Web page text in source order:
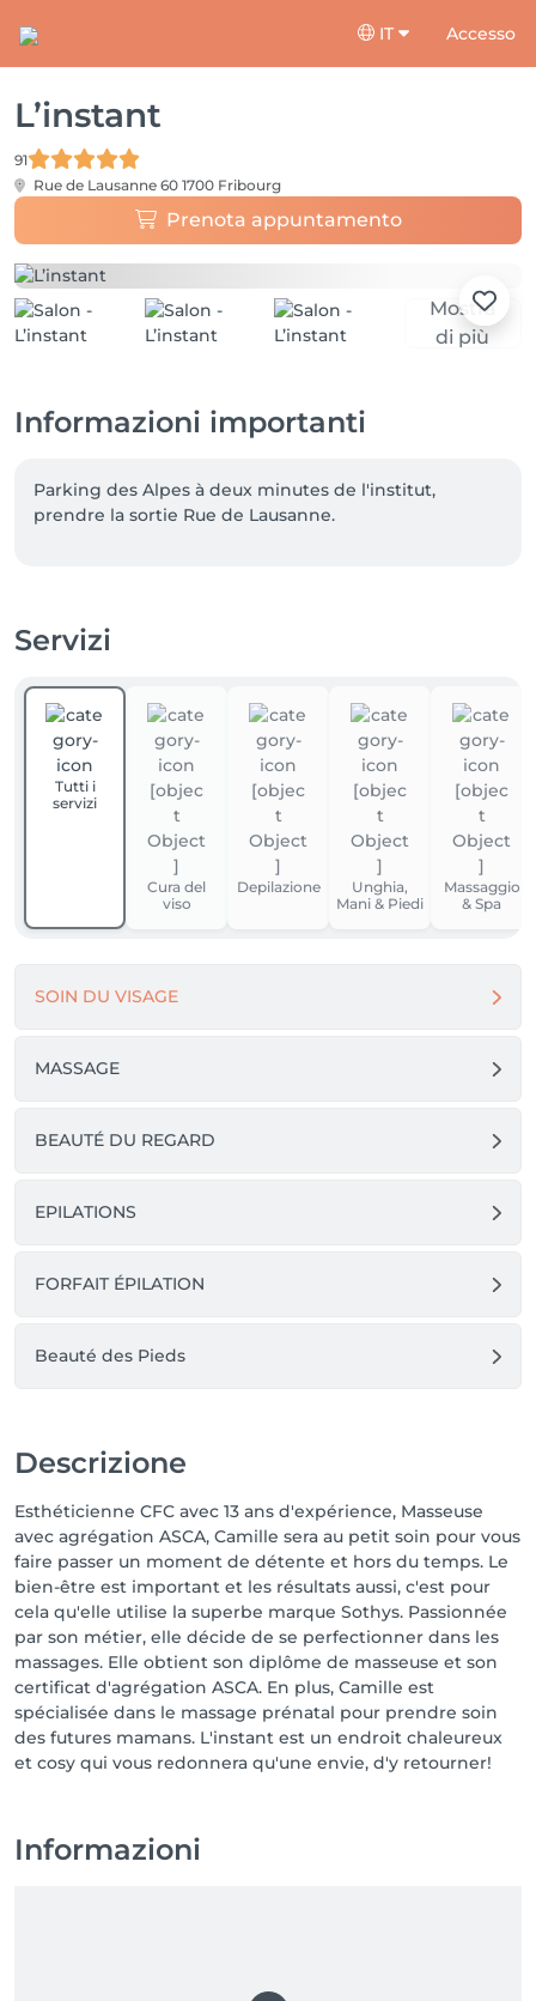
IT Accesso
L’instant
91
Rue de Lausanne 60 1700 Fribourg
Prenota appuntamento
Mostra
di più
Informazioni importanti
Parking des Alpes à deux minutes de l'institut,
prendre la sortie Rue de Lausanne.
Servizi
Tutti i
servizi
Cura del
viso
Depilazione
Unghia,
Mani & Piedi
Massaggio
& Spa
SOIN DU VISAGE
MASSAGE
BEAUTÉ DU REGARD
EPILATIONS
FORFAIT ÉPILATION
Beauté des Pieds
Descrizione
Esthéticienne CFC avec 13 ans d'expérience, Masseuse
avec agrégation ASCA, Camille sera au petit soin pour vous
faire passer un moment de détente et hors du temps. Le
bien-être est important et les résultats aussi, c'est pour
cela qu'elle utilise la superbe marque Sothys. Passionnée
par son métier, elle décide de se perfectionner dans les
massages. Elle obtient son diplôme de masseuse et son
certificat d'agrégation ASCA. En plus, Camille est
spécialisée dans le massage prénatal pour prendre soin
des futures mamans. L'instant est un endroit chaleureux
et cosy qui vous redonnera qu'une envie, d'y retourner!
Informazioni